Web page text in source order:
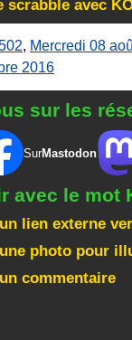
scrabble avec
, Mercredi 08
2016
sur les
SurMastodon
avec le mot
lien externe
photo pour
commentaire